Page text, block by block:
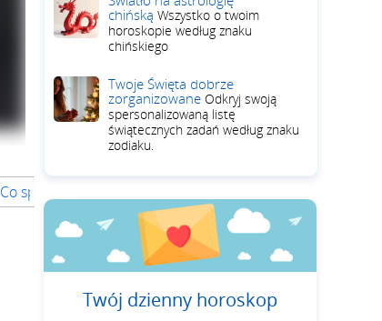
Co sprawia, że kariera Gianluigiego Buffona jest
chińską Wszystko o twoim
horoskopie według znaku
chińskiego
Twoje Święta dobrze
zorganizowane Odkryj swoją
spersonalizowaną listę
świątecznych zadań według znaku
zodiaku.
Twój dzienny horoskop